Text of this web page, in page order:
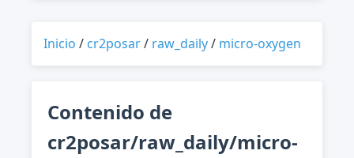
Inicio / cr2posar/ raw_daily/ micro-oxygen
Contenido de
cr2posar/raw_daily/micro-